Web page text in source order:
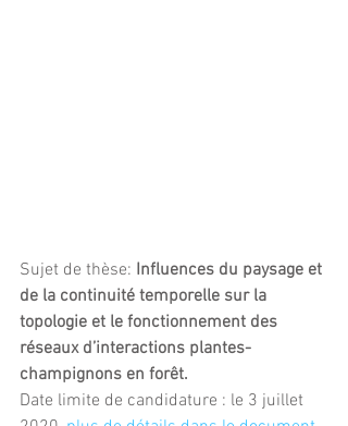
Sujet de thèse: Influences du paysage et
de la continuité temporelle sur la
topologie et le fonctionnement des
réseaux d’interactions plantes-
champignons en forêt.
Date limite de candidature : le 3 juillet